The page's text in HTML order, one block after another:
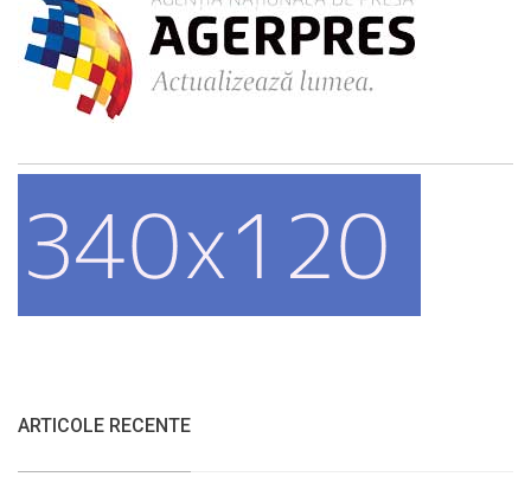
ARTICOLE RECENTE